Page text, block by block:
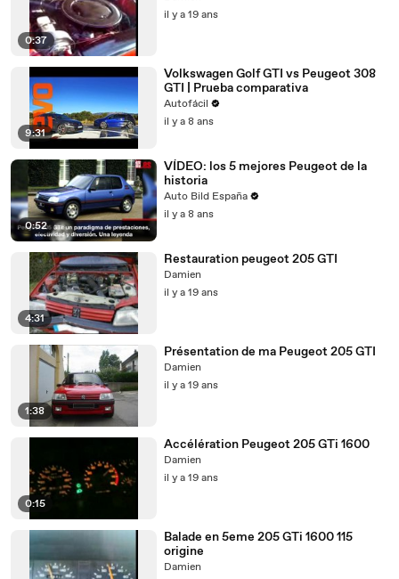
0:37
il y a 19 ans
9:31
Volkswagen Golf GTI vs Peugeot 308
GTI | Prueba comparativa
Autofácil
il y a 8 ans
0:52
VÍDEO: los 5 mejores Peugeot de la
historia
Auto Bild España
il y a 8 ans
4:31
Restauration peugeot 205 GTI
Damien
il y a 19 ans
1:38
Présentation de ma Peugeot 205 GTI
Damien
il y a 19 ans
0:15
Accélération Peugeot 205 GTi 1600
Damien
il y a 19 ans
Balade en 5eme 205 GTi 1600 115
origine
Damien